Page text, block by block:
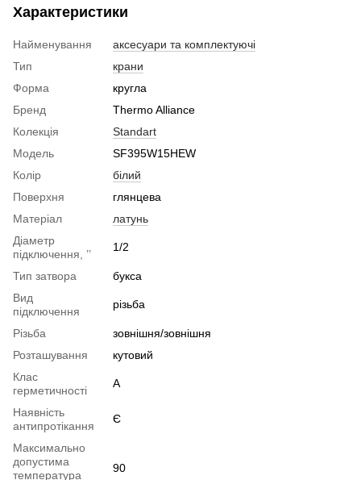
Характеристики
Найменування
аксесуари та комплектуючі
Тип
крани
Форма
кругла
Бренд
Thermo Alliance
Колекція
Standart
Модель
SF395W15HEW
Колір
білий
Поверхня
глянцева
Матеріал
латунь
Діаметр
підключення, ’’
1/2
Тип затвора
букса
Вид
підключення
різьба
Різьба
зовнішня/зовнішня
Розташування
кутовий
Клас
герметичності
А
Наявність
антипротікання
Є
Максимально
допустима
температура
90